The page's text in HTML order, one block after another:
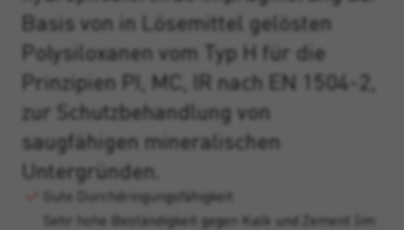
Basis von in Lösemittel gelösten
Polysiloxanen vom Typ H für die
Prinzipien PI, MC, IR nach EN 1504-2,
zur Schutzbehandlung von
saugfähigen mineralischen
Untergründen.
Gute Durchdringungsfähigkeit
Sehr hohe Beständigkeit gegen Kalk und Zement (im